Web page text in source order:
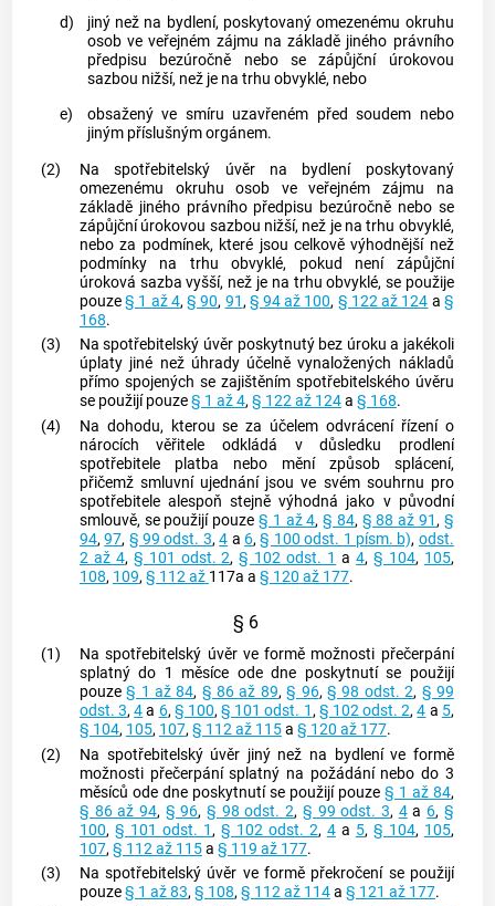
d)
jiný než na bydlení, poskytovaný omezenému okruhu
osob ve veřejném zájmu na základě jiného právního
předpisu bezúročně nebo sezápůjční úrokovou
sazbou nižší, než je na trhu obvyklé, nebo
e)
obsažený ve smíru uzavřeném před soudem nebo
jiným příslušným orgánem.
(2)
Naspotřebitelský úvěrna bydlení poskytovaný
omezenému okruhu osob ve veřejném zájmu na
základě jiného právního předpisu bezúročně nebo se
zápůjční úrokovou sazbou nižší, než je na trhu obvyklé,
nebo za podmínek, které jsou celkově výhodnější než
podmínky na trhu obvyklé, pokud není zápůjční
úroková sazba vyšší, než je na trhu obvyklé, se použije
pouze§ 1 až 4,§ 90, 91,§ 94 až 100, § 122 až 124 a §
168.
(3)
Naspotřebitelský úvěr poskytnutý bez úroku a jakékoli
úplaty jiné než úhrady účelně vynaložených nákladů
přímo spojených se zajištěním spotřebitelského úvěru
se použijí pouze§ 1 až 4,§ 122 až 124a § 168.
(4)
Na dohodu, kterou se za účelem odvrácení řízení o
nárocíchvěřitele odkládá v důsledku prodlení
spotřebiteleplatba nebo mění způsob splácení,
přičemž smluvní ujednání jsou ve svém souhrnu pro
spotřebitelealespoň stejně výhodná jako v původní
smlouvě, se použijí pouze § 1 až 4,§ 84, § 88 až 91, §
94,97, § 99 odst. 3,4 a 6,§ 100 odst. 1 písm. b), odst.
2 až 4, § 101 odst. 2,§ 102 odst. 1 a4, § 104, 105,
108, 109,§ 112 až 117a a § 120 až 177.
§ 6
(1) Naspotřebitelský úvěrve formě možnosti přečerpání
splatný do 1 měsíce ode dne poskytnutí se použijí
pouze§ 1 až 84, § 86 až 89,§ 96, § 98 odst. 2, § 99
odst. 3,4a 6,§ 100,§ 101 odst. 1,§ 102 odst. 2,4 a 5,
§ 104, 105, 107,§ 112 až 115a § 120 až 177.
(2)
Na spotřebitelský úvěr jiný než na bydlení ve formě
možnosti přečerpání splatný na požádání nebo do 3
měsíců ode dne poskytnutí se použijí pouze § 1 až 84,
§ 86 až 94, § 96,§ 98 odst. 2, § 99 odst. 3, 4a 6, §
100, § 101 odst. 1, § 102 odst. 2, 4a 5, § 104, 105,
107,§ 112 až 115a § 119 až 177.
(3)
Naspotřebitelský úvěr ve formě překročení se použijí
pouze§ 1 až 83,§ 108,§ 112 až 114a § 121 až 177.